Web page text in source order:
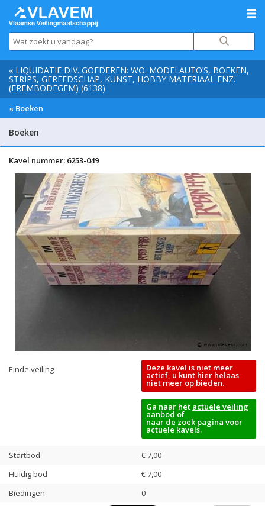
« LIQUIDATIE DIV. GOEDEREN: WO. MODELAUTO’S, BOEKEN,
STRIPS, GEREEDSCHAP, KUNST, HOBBY MATERIAAL ENZ.
(EREMBODEGEM) (6138)
« Boeken
Boeken
Kavel nummer: 6253-049
Einde veiling Deze kavel is niet meer
actief, u kunt hier helaas
niet meer op bieden.
Ga naar het actuele veiling
aanbod of
naar de zoek pagina voor
actuele kavels.
Startbod
€ 7,00
Huidig bod
€7,00
Biedingen
0